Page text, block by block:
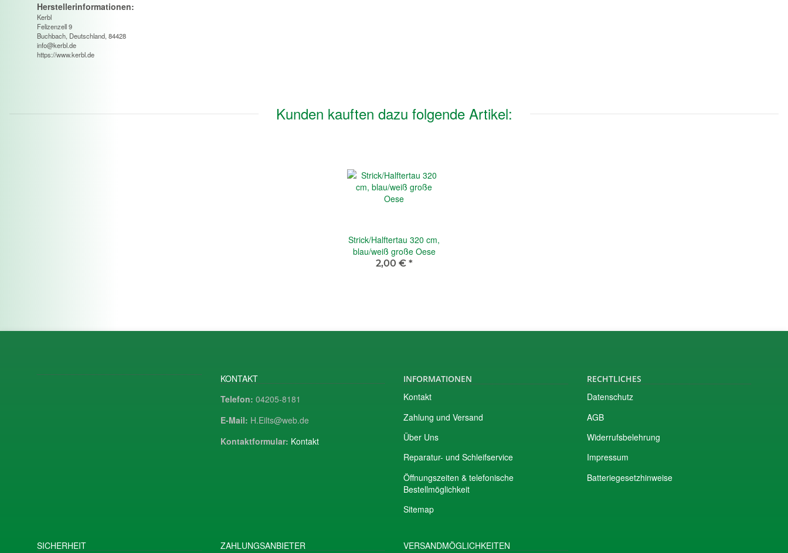
Herstellerinformationen:
Kerbl
Felizenzell 9
Buchbach, Deutschland, 84428
info@kerbl.de
https://www.kerbl.de
Kunden kauften dazu folgende Artikel:
Strick/Halftertau 320 cm,
blau/weiß große Oese
2,00 € *
KONTAKT
Telefon: 04205-8181
E-Mail: H.Eilts@web.de
Kontaktformular: Kontakt
INFORMATIONEN
Kontakt
Zahlung und Versand
Über Uns
Reparatur- und Schleifservice
Öffnungszeiten & telefonische
Bestellmöglichkeit
Sitemap
RECHTLICHES
Datenschutz
AGB
Widerrufsbelehrung
Impressum
Batteriegesetzhinweise
SICHERHEIT ZAHLUNGSANBIETER VERSANDMÖGLICHKEITEN